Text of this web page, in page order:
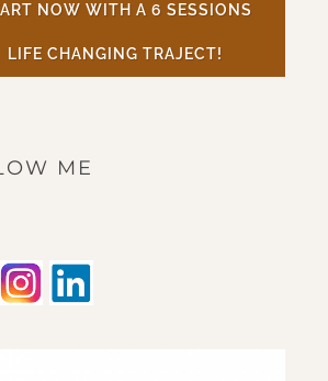
NOW WITH A 6 SESSIONS
LIFE CHANGING TRAJECT!
ME